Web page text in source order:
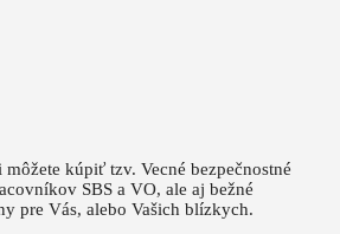
kúpiť tzv. Vecné bezpečnostné
SBS a VO, ale aj bežné
pre Vás, alebo Vašich blízkych.